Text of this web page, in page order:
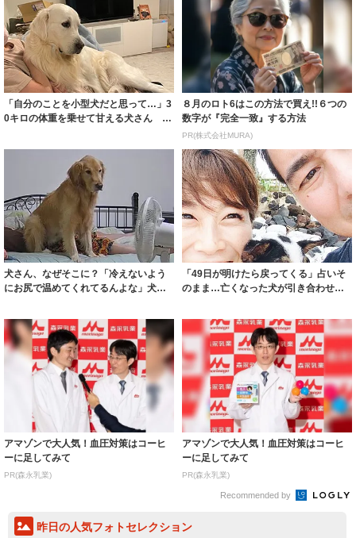
「自分のことを小型犬だと思って…」3
0キロの体重を乗せて甘える犬さん
８月のロト6はこの方法で買え!!６つの
数字が『完全一致』する方法
PR(株式会社MURA)
犬さん、なぜそこに？「冷えないよう
にお尻で温めてくれてるんよな」犬が
「49日が明けたら戻ってくる」占いそ
のまま…亡くなった犬が引き合わせて
アマゾンで大人気！血圧対策はコーヒ
ーに足してみて
PR(森永乳業)
アマゾンで大人気！血圧対策はコーヒ
ーに足してみて
PR(森永乳業)
Recommended by
昨日の人気フォトセレクション